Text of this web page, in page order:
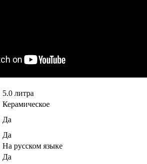
5.0 литра
Керамическое
Да
Да
На русском языке
Да